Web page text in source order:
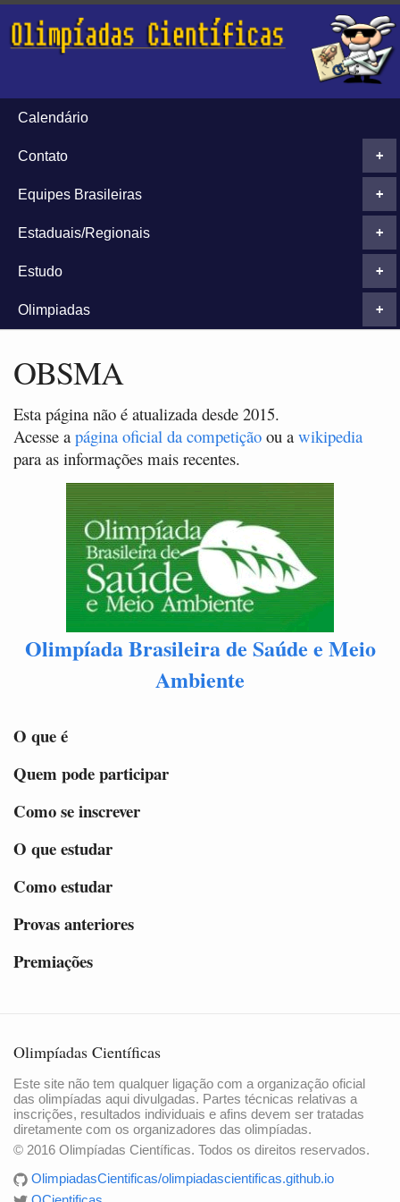
Calendário
+
Contato
+
Equipes Brasileiras
+
Estaduais/Regionais
+
Estudo
+
Olimpiadas
OBSMA
Esta página não é atualizada desde 2015.
Acesse a página oficial da competição ou a wikipedia
para as informações mais recentes.
Olimpíada Brasileira de Saúde e Meio
Ambiente
O que é
Quem pode participar
Como se inscrever
O que estudar
Como estudar
Provas anteriores
Premiações
Olimpíadas Científicas
Este site não tem qualquer ligação com a organização oficial
das olimpíadas aqui divulgadas. Partes técnicas relativas a
inscrições, resultados individuais e afins devem ser tratadas
diretamente com os organizadores das olimpíadas.
© 2016 Olimpíadas Científicas. Todos os direitos reservados.
OlimpiadasCientificas/olimpiadascientificas.github.io